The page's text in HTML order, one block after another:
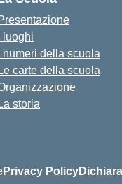
I luoghi
I numeri della scuola
Le carte della scuola
La storia
Privacy Policy